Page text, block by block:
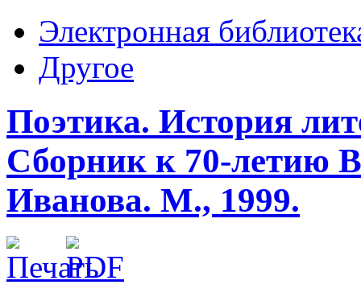
Электронная
Другое
Поэтика. История
Сборник к 70-летию
Иванова. М., 1999.